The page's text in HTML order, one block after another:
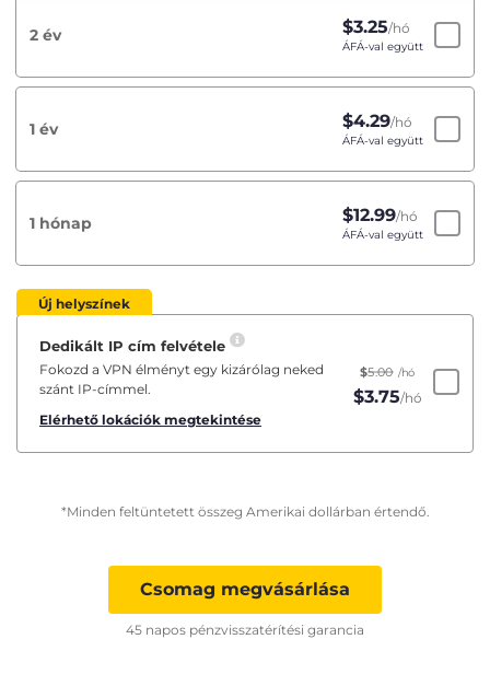
2 év $3.25/hó
ÁFÁ-val együtt
1 év $4.29/hó
ÁFÁ-val együtt
1 hónap $12.99/hó
ÁFÁ-val együtt
Új helyszínek
Dedikált IP cím felvétele
Fokozd a VPN élményt egy kizárólag neked
szánt IP-címmel.
Elérhető lokációk megtekintése
$5.00 /hó
$3.75/hó
*Minden feltüntetett összeg Amerikai dollárban értendő.
Csomag megvásárlása
45 napos pénzvisszatérítési garancia